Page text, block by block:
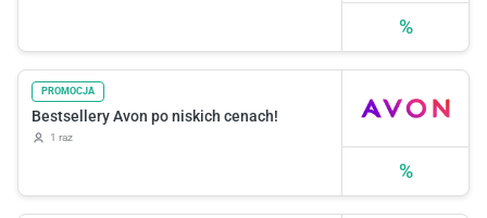
%
%
PROMOCJA
Bestsellery Avon po niskich cenach!
1 raz